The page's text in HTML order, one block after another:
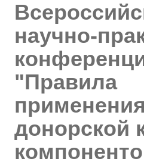
научно-
"Правила
применения
донорской